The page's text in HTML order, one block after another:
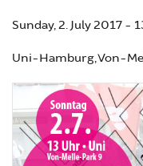
Sunday, 2. July 2017 -
Uni-Hamburg, Von-